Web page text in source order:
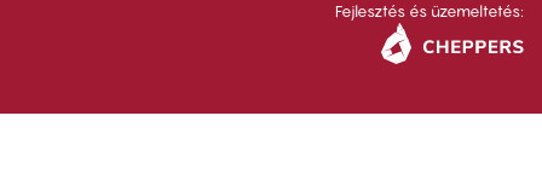
Fejlesztés és üzemeltetés: